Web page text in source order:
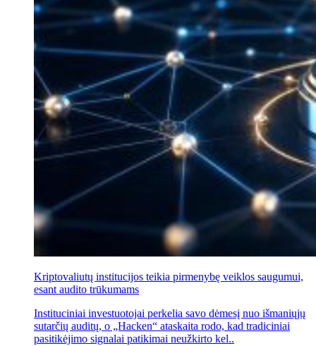
Kriptovaliutų institucijos teikia pirmenybę veiklos saugumui,
esant audito trūkumams
Instituciniai investuotojai perkelia savo dėmesį nuo išmaniųjų
sutarčių auditų, o „Hacken“ ataskaita rodo, kad tradiciniai
pasitikėjimo signalai patikimai neužkirto kel..